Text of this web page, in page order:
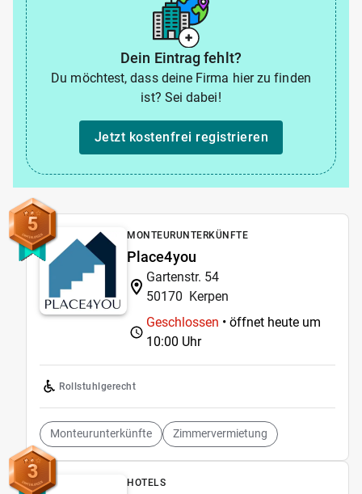
Dein Eintrag fehlt?
Du möchtest, dass deine Firma hier zu finden
ist? Sei dabei!
Jetzt kostenfrei registrieren
5 MONTEURUNTERKÜNFTE
Place4you
Gartenstr. 54
50170 Kerpen
Geschlossen • öffnet heute um
10:00 Uhr
Rollstuhlgerecht
Monteurunterkünfte Zimmervermietung
3 HOTELS